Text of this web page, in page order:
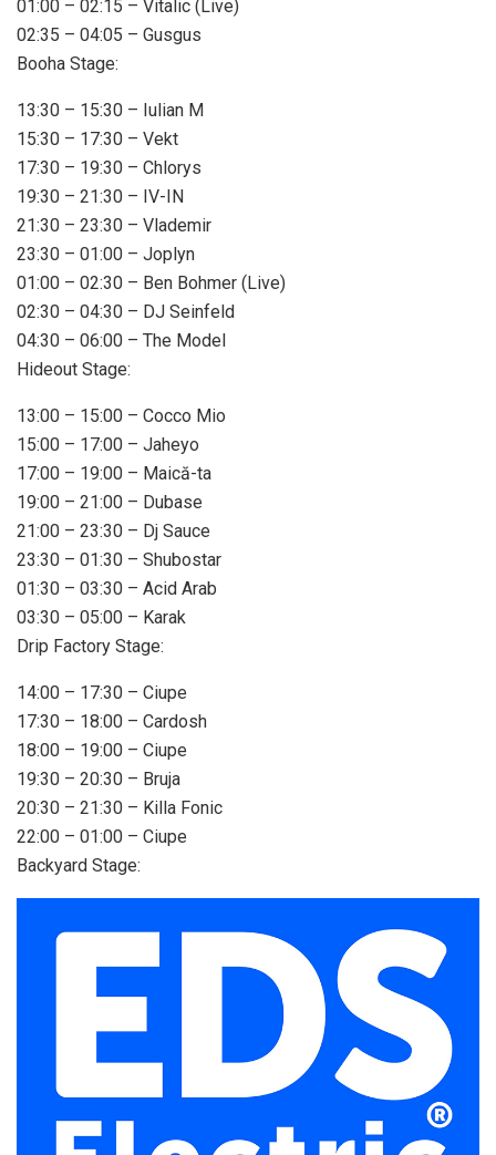
01:00 – 02:15 – Vitalic (Live)
02:35 – 04:05 – Gusgus
Booha Stage:
13:30 – 15:30 – Iulian M
15:30 – 17:30 – Vekt
17:30 – 19:30 – Chlorys
19:30 – 21:30 – IV-IN
21:30 – 23:30 – Vlademir
23:30 – 01:00 – Joplyn
01:00 – 02:30 – Ben Bohmer (Live)
02:30 – 04:30 – DJ Seinfeld
04:30 – 06:00 – The Model
Hideout Stage:
13:00 – 15:00 – Cocco Mio
15:00 – 17:00 – Jaheyo
17:00 – 19:00 – Maică-ta
19:00 – 21:00 – Dubase
21:00 – 23:30 – Dj Sauce
23:30 – 01:30 – Shubostar
01:30 – 03:30 – Acid Arab
03:30 – 05:00 – Karak
Drip Factory Stage:
14:00 – 17:30 – Ciupe
17:30 – 18:00 – Cardosh
18:00 – 19:00 – Ciupe
19:30 – 20:30 – Bruja
20:30 – 21:30 – Killa Fonic
22:00 – 01:00 – Ciupe
Backyard Stage: